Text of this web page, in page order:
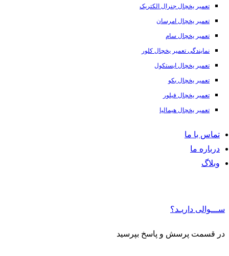
تعمیر یخچال جنرال الکتریک
تعمیر یخچال امرسان
تعمیر یخچال سام
نمایندگی تعمیر یخچال کلور
تعمیر یخچال ایستکول
تعمیر یخچال بکو
تعمیر یخچال فیلور
تعمیر یخچال هیمالیا
تماس با ما
درباره ما
وبلاگ
ســـوالی داریـد؟
در قسمت پرسش و پاسخ بپرسید